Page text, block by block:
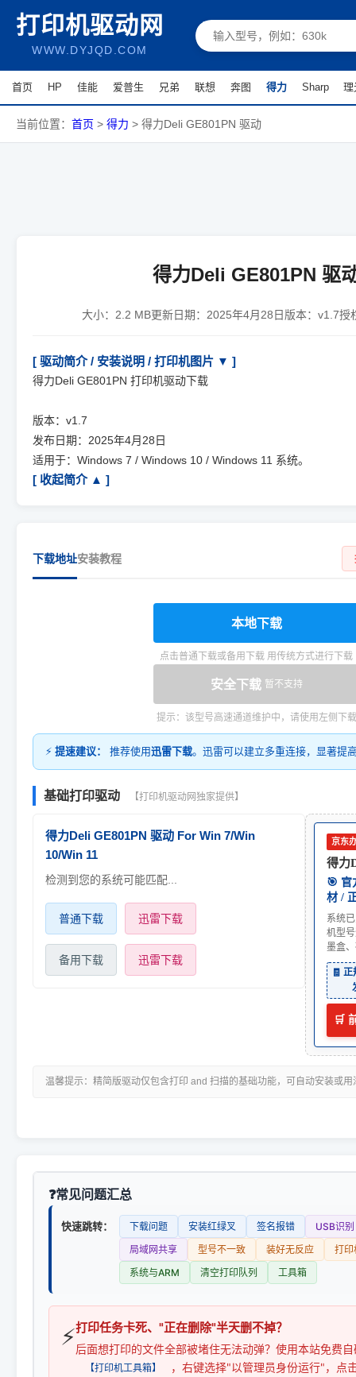
打印机驱动网
WWW.DYJQD.COM
首页 HP 佳能 爱普生 兄弟 联想 奔图 得力 Sharp 理
当前位置： 首页 > 得力 > 得力Deli GE801PN 驱动
得力Deli GE801PN 驱
大小： 2.2 MB更新日期： 2025年4月28日 版本： v1.7授
[ 驱动简介 / 安装说明 / 打印机图片 ▼ ]
得力Deli GE801PN 打印机驱动下载
版本：v1.7
发布日期：2025年4月28日
适用于：Windows 7 / Windows 10 / Windows 11 系统。
[ 收起简介 ▲ ]
下载地址安装教程
本地下载
点击普通下载或备用下载 用传统方式进行下载
安全下载 暂不支持
提示：该型号高速通道维护中，请使用左侧下载
⚡ 提速建议： 推荐使用迅雷下载。迅雷可以建立多重连接，显著提
基础打印驱动 【打印机驱动网独家提供】
得力Deli GE801PN 驱动 For Win 7/Win
10/Win 11
检测到您的系统可能匹配...
普通下载 迅雷下载
备用下载 迅雷下载
京东
得力
🎯 官
材 /
系统
机型
墨盒
🧾
🛒
温馨提示：精简版驱动仅包含打印 and 扫描的基础功能，可自动安装或
常见问题汇总
快速跳转： 下载问题 安装红绿叉 签名报错
USB识别
局域网共享
型号不一致 装好无反应
打印
系统与ARM
清空打印队列 工具箱
⚡打印任务卡死、"正在删除"半天删不掉？
后面想打印的文件全部被堵住无法动弹？使用本站免费
【打印机工具箱】
，右键选择"以管理员身份运行"，点